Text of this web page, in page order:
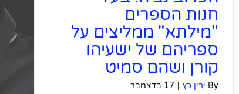
חנות הספרים
"מילתא" ממליצים על
ספריהם של ישעיהו
קורן ושהם סמיט
By ירין כץ |
17 בדצמבר